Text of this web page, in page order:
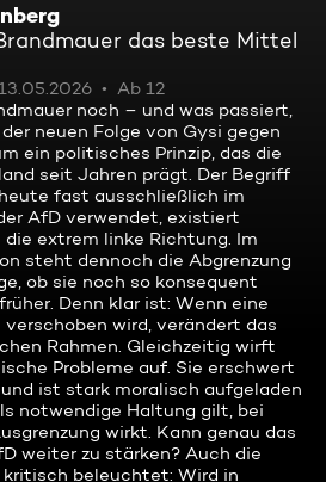
das beste Mittel
Ab 12
noch – und was passiert,
neuen Folge von Gysi gegen
ein politisches Prinzip, das die
seit Jahren prägt. Der Begriff
fast ausschließlich im
AfD verwendet, existiert
extrem linke Richtung. Im
steht dennoch die Abgrenzung
ob sie noch so konsequent
Denn klar ist: Wenn eine
wird, verändert das
Rahmen. Gleichzeitig wirft
Probleme auf. Sie erschwert
ist stark moralisch aufgeladen
notwendige Haltung gilt, bei
wirkt. Kann genau das
weiter zu stärken? Auch die
kritisch beleuchtet: Wird in